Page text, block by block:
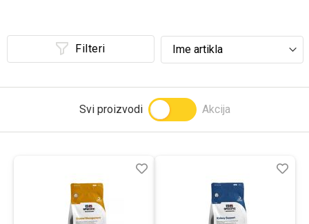
Akcija!
Prijavi se
Filteri
Svi proizvodi Akcija
Lista
Uporedi